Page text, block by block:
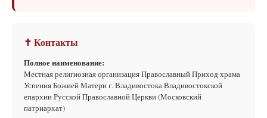
✝ Контакты
Полное наименование:
Местная религиозная организация Православный Приход храма
Успения Божией Матери г. Владивостока Владивостокской
епархии Русской Православной Церкви (Московский
патриархат)